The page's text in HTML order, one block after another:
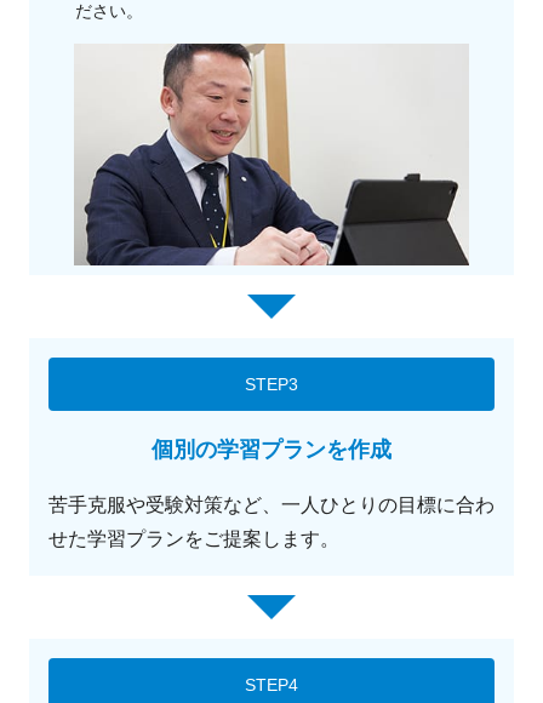
ださい。
STEP3
個別の学習プランを作成
苦手克服や受験対策など、一人ひとりの目標に合わ
せた学習プランをご提案します。
STEP4